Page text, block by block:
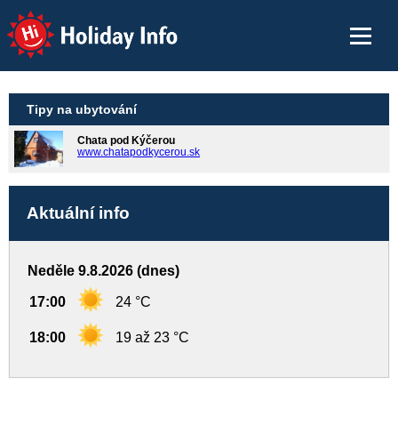
Holiday Info
Tipy na ubytování
Chata pod Kýčerou
www.chatapodkycerou.sk
Aktuální info
Neděle 9.8.2026 (dnes)
17:00 24 °C
18:00 19 až 23 °C